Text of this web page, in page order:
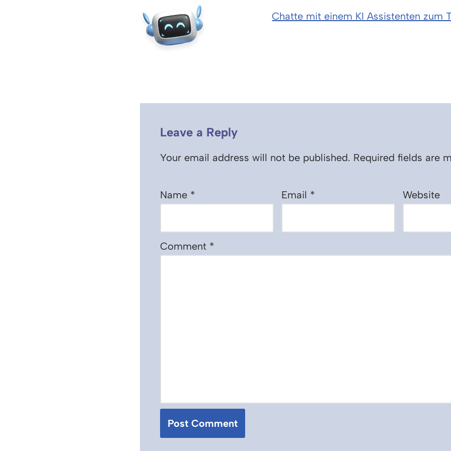
Chatte mit einem KI Assistenten zum
Leave a Reply
Your email address will not be published. Required fields are
Name * Email * Website
Comment *